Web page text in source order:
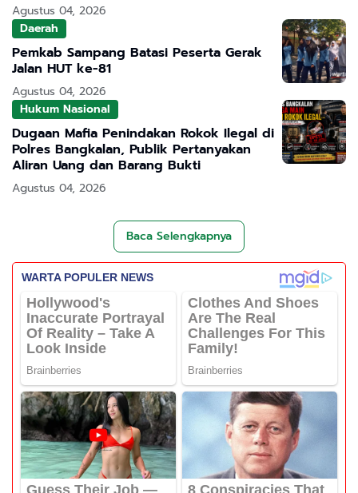
Agustus 04, 2026
Daerah
Pemkab Sampang Batasi Peserta Gerak
Jalan HUT ke-81
Agustus 04, 2026
Hukum Nasional
Dugaan Mafia Penindakan Rokok Ilegal di
Polres Bangkalan, Publik Pertanyakan
Aliran Uang dan Barang Bukti
Agustus 04, 2026
Baca Selengkapnya